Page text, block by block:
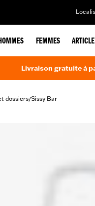
FEMMES
Livraison gratuite à
dossiers/Sissy Bar